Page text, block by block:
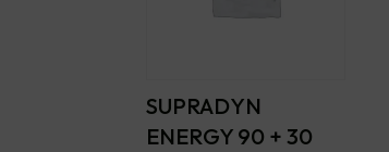
SUPRADYN
ENERGY 90 + 30